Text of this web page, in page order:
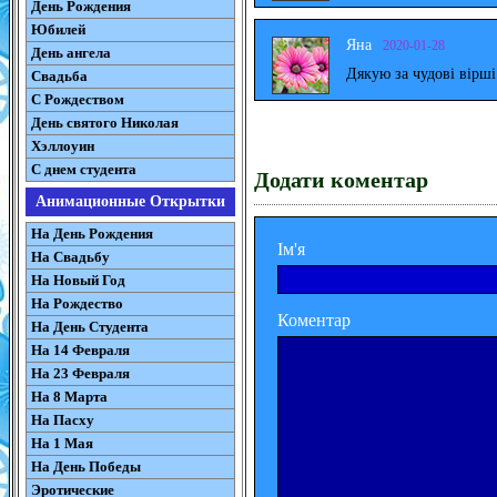
День Рождения
Юбилей
День ангела
Свадьба
С Рождеством
День святого Николая
Хэллоуин
С днем студента
Анимационные Открытки
На День Рождения
На Свадьбу
На Новый Год
На Рождество
На День Студента
На 14 Февраля
На 23 Февраля
На 8 Марта
На Пасху
На 1 Мая
На День Победы
Эротические
Яна 2020-01-28
Дякую за чудові
Додати коментар
Ім'я
Коментар